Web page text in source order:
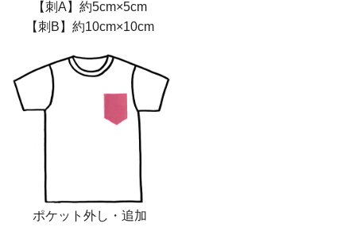
【刺A】約5cm×5cm
【刺B】約10cm×10cm
ポケット外し・追加